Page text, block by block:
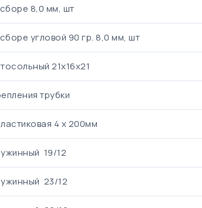
8,0 мм, шт
угловой 90 гр. 8,0 мм, шт
21х16х21
трубки
4 x 200мм
19/12
23/12